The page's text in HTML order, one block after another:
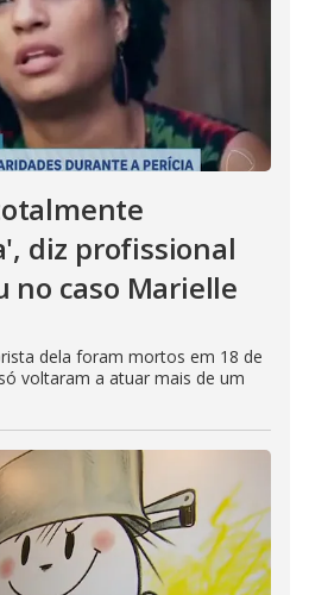
diz profissional
no caso Marielle
dela foram mortos em 18 de
voltaram a atuar mais de um